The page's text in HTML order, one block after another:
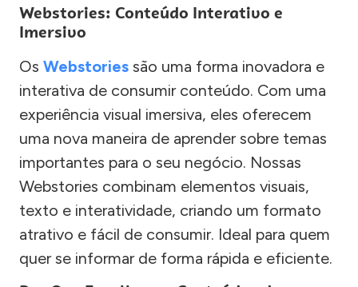
Webstories: Conteúdo Interativo e
Imersivo
Os Webstories são uma forma inovadora e
interativa de consumir conteúdo. Com uma
experiência visual imersiva, eles oferecem
uma nova maneira de aprender sobre temas
importantes para o seu negócio. Nossas
Webstories combinam elementos visuais,
texto e interatividade, criando um formato
atrativo e fácil de consumir. Ideal para quem
quer se informar de forma rápida e eficiente.